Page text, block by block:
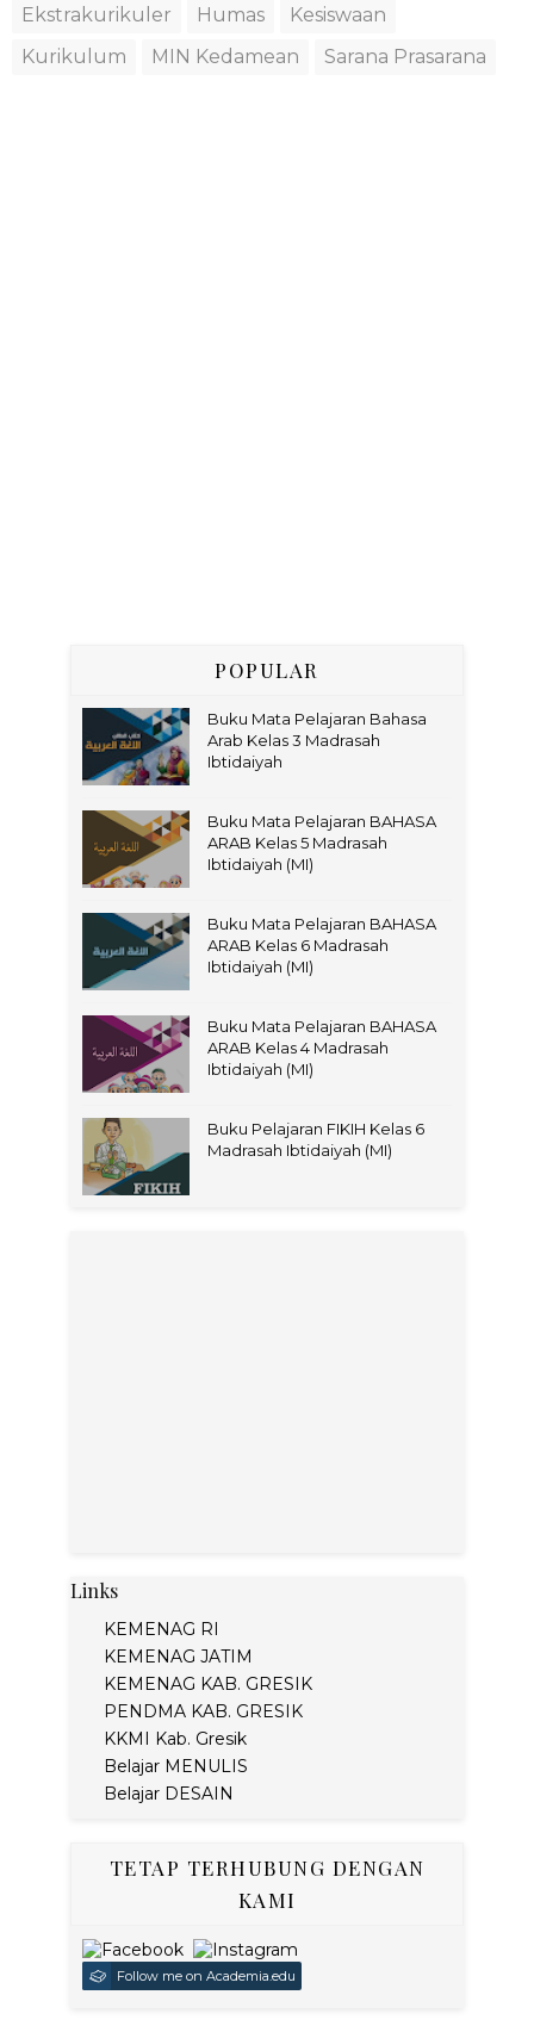
Ekstrakurikuler Humas
Kesiswaan
Kurikulum
MIN Kedamean Sarana Prasarana
POPULAR
Buku Mata Pelajaran Bahasa
Arab Kelas 3 Madrasah
Ibtidaiyah
Buku Mata Pelajaran BAHASA
ARAB Kelas 5 Madrasah
Ibtidaiyah (MI)
Buku Mata Pelajaran BAHASA
ARAB Kelas 6 Madrasah
Ibtidaiyah (MI)
Buku Mata Pelajaran BAHASA
ARAB Kelas 4 Madrasah
Ibtidaiyah (MI)
Buku Pelajaran FIKIH Kelas 6
Madrasah Ibtidaiyah (MI)
Links
KEMENAG RI
KEMENAG JATIM
KEMENAG KAB. GRESIK
PENDMA KAB. GRESIK
KKMI Kab. Gresik
Belajar MENULIS
Belajar DESAIN
TETAP TERHUBUNG DENGAN
KAMI
Follow me on Academia.edu